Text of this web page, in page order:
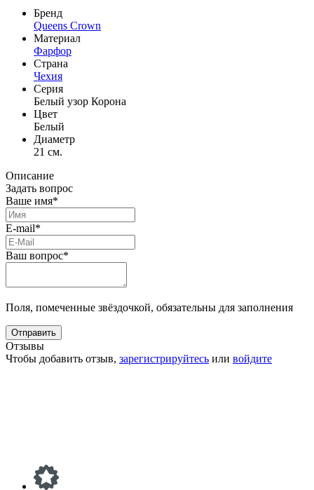
Бренд
Queens Crown
Материал
Фарфор
Страна
Чехия
Серия
Белый узор Корона
Цвет
Белый
Диаметр
21 см.
Описание
Задать вопрос
Ваше имя*
E-mail*
Ваш вопрос*
Поля, помеченные звёздочкой, обязательны для заполнения
Отзывы
Чтобы добавить отзыв, зарегистрируйтесь или войдите